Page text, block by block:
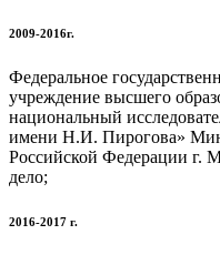
2009-2016г.
Федеральное
учреждение высшего
национальный
имени Н.И. Пирогова»
Российской Федерации г.
дело;
2016-2017 г.